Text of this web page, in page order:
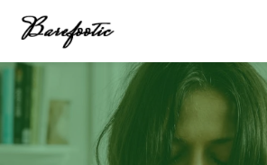
Saltar
al
contenido